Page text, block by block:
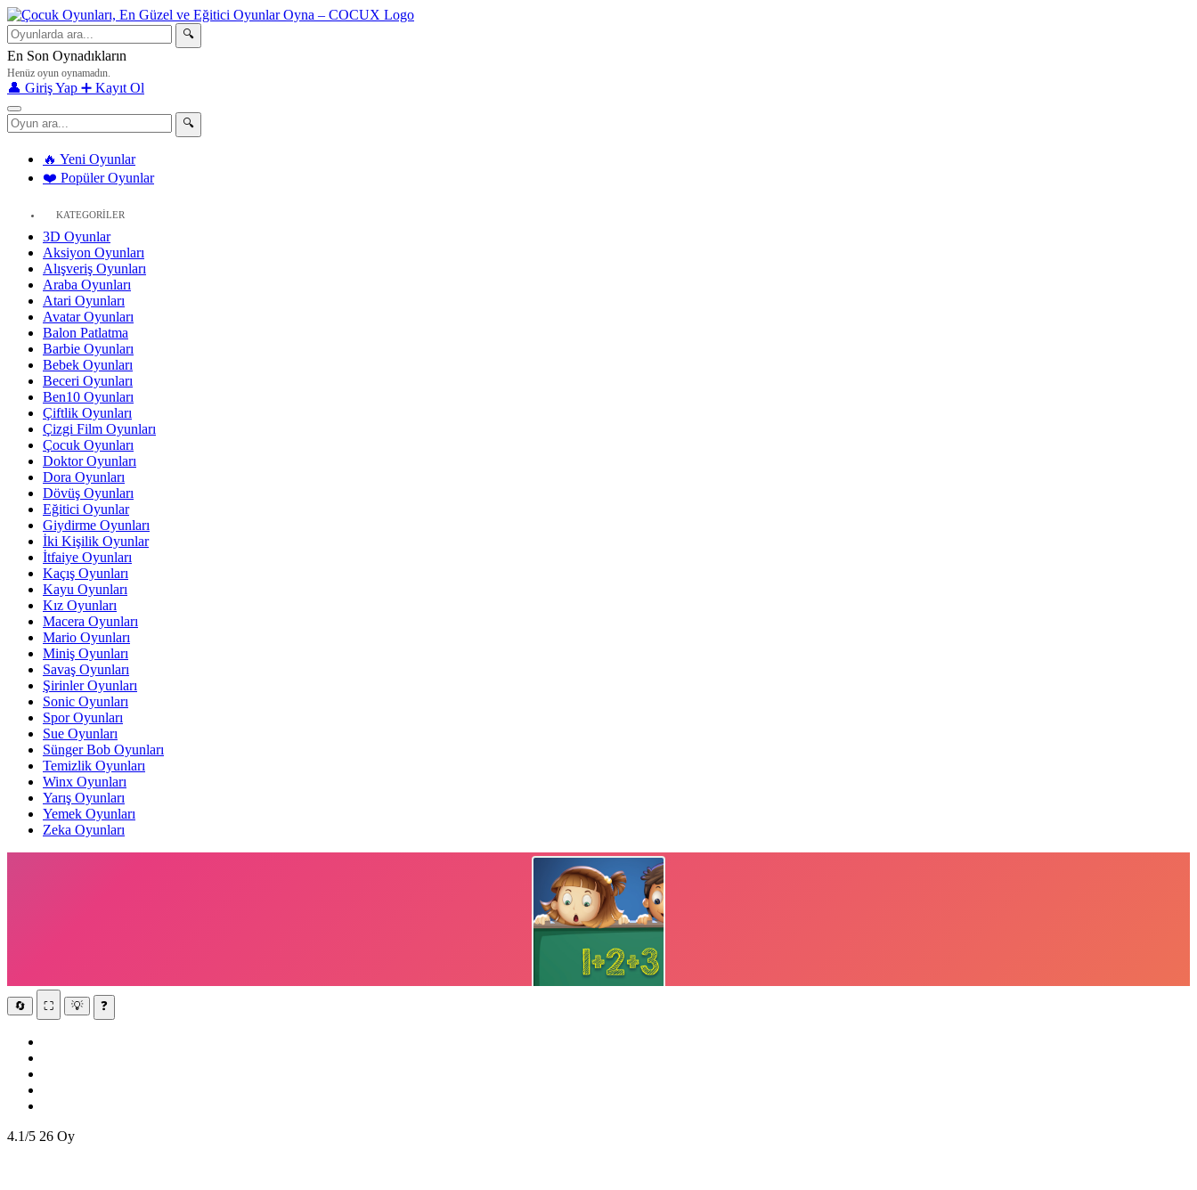
🔍
En Son Oynadıkların
Henüz oyun oynamadın.
👤 Giriş Yap ➕ Kayıt Ol
🔍
🔥 Yeni Oyunlar
❤️ Popüler Oyunlar
KATEGORİLER
3D Oyunlar
Aksiyon Oyunları
Alışveriş Oyunları
Araba Oyunları
Atari Oyunları
Avatar Oyunları
Balon Patlatma
Barbie Oyunları
Bebek Oyunları
Beceri Oyunları
Ben10 Oyunları
Çiftlik Oyunları
Çizgi Film Oyunları
Çocuk Oyunları
Doktor Oyunları
Dora Oyunları
Dövüş Oyunları
Eğitici Oyunlar
Giydirme Oyunları
İki Kişilik Oyunlar
İtfaiye Oyunları
Kaçış Oyunları
Kayu Oyunları
Kız Oyunları
Macera Oyunları
Mario Oyunları
Miniş Oyunları
Savaş Oyunları
Şirinler Oyunları
Sonic Oyunları
Spor Oyunları
Sue Oyunları
Sünger Bob Oyunları
Temizlik Oyunları
Winx Oyunları
Yarış Oyunları
Yemek Oyunları
Zeka Oyunları
🔄 ⛶ 💡 ❓
4.1/5 26 Oy